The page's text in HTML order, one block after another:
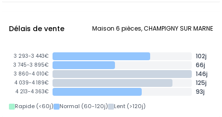
Délais de vente Maison 6 pièces, CHAMPIGNY SUR MARNE
3 293-3 443€ 102j
3 745-3 895€ 66j
3 860-4 010€ 146j
4 039-4 189€ 125j
4 213-4 363€ 93j
Rapide (<60j) Normal (60-120j) Lent (>120j)